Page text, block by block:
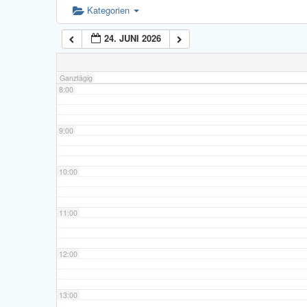
Kategorien
24. JUNI 2026
Ganztägig
6:00
7:00
8:00
9:00
10:00
11:00
12:00
13:00